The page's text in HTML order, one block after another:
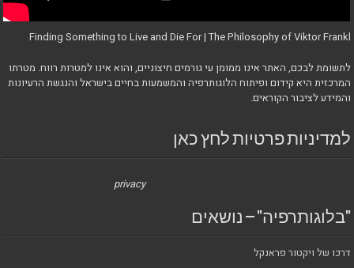
Finding Something to Live and Die For | The Philosophy of Viktor Frankl
לתשומת לבכם, האתר אינו ממומן עי גורמים חיצוניים, והוא אינו למטרות רווח. מטרתו
המרכזית היא קידום ופיתוח הלוגותרפיה והמשמעות בחיים בישראל והנגשת הרעיונות
והמידע לציבור הקוראים.
למדיניות פרטיות לחץ כאן
privacy
"בלוגותרפיה" – נושאים
דרכו של ויקטור פראנקל